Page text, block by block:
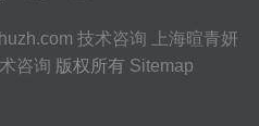
技术咨询
上海暄青妍
咨询 版权所有 Sitemap